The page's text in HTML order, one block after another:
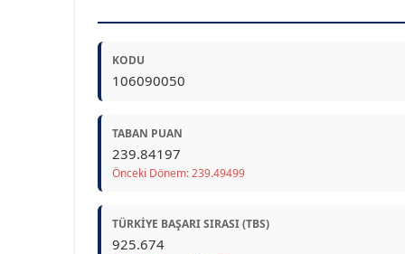
KODU
106090050
TABAN PUAN
239.84197
Önceki Dönem: 239.49499
TÜRKIYE BAŞARI SIRASI (TBS)
925.674